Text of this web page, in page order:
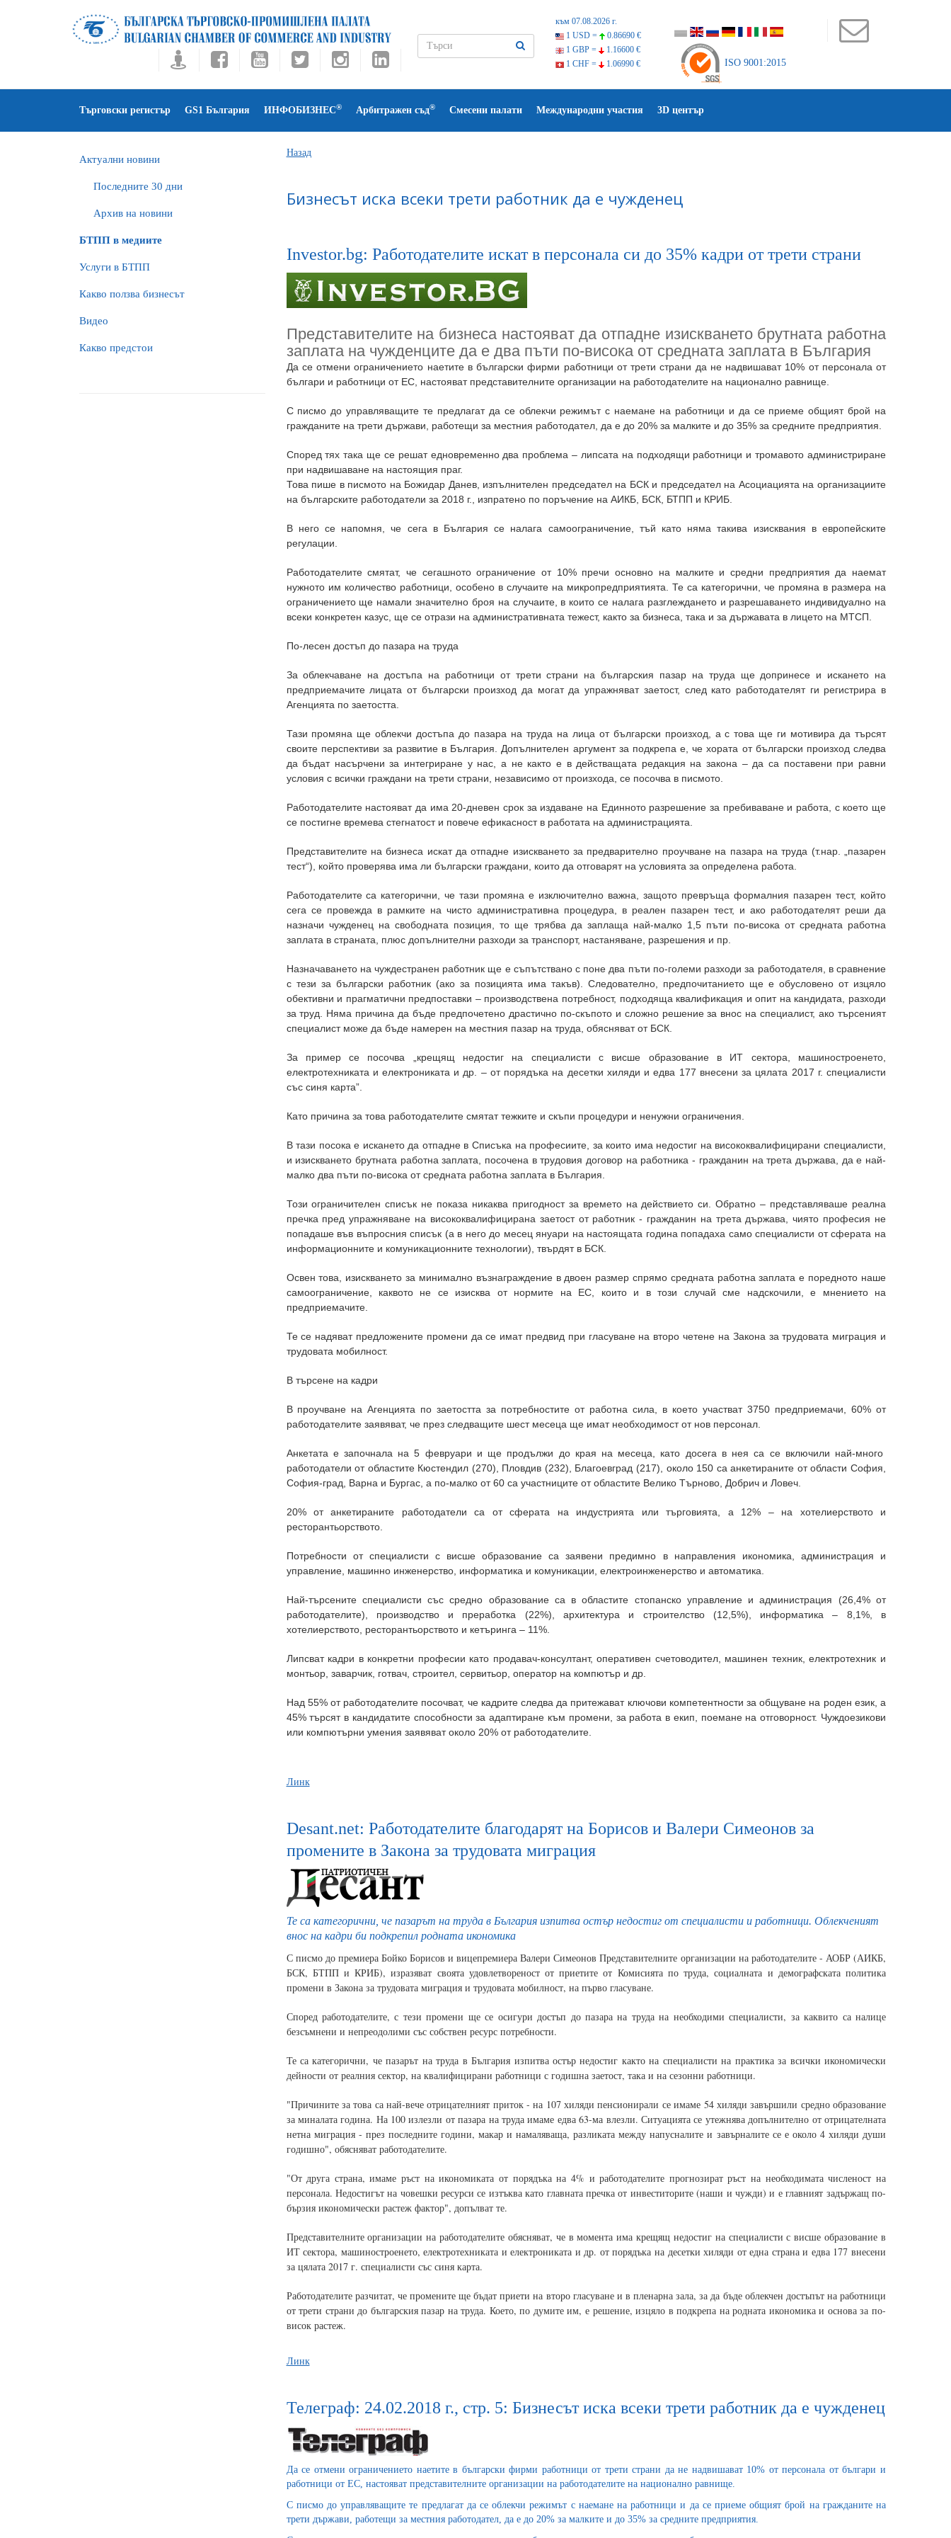
към 07.08.2026 г.
1 USD =
0.86690 €
1 GBP =
1.16600 €
1 CHF =
1.06990 € ISO 9001:2015
Търговски регистър GS1 България ИНФОБИЗНЕС® Арбитражен съд® Смесени палати Международни участия 3D център
Актуални новини
Последните 30 дни
Архив на новини
БTПП в медиите
Услуги в БТПП
Какво ползва бизнесът
Видео
Какво предстои
Назад
Бизнесът иска всеки трети работник да е чужденец
Investor.bg: Работодателите искат в персонала си до 35% кадри от трети страни
Представителите на бизнеса настояват да отпадне изискването брутната работна
заплата на чужденците да е два пъти по-висока от средната заплата в България
Да се отмени ограничението наетите в български фирми работници от трети страни да не надвишават 10% от персонала от
българи и работници от ЕС, настояват представителните организации на работодателите на национално равнище.
С писмо до управляващите те предлагат да се облекчи режимът с наемане на работници и да се приеме общият брой на
гражданите на трети държави, работещи за местния работодател, да е до 20% за малките и до 35% за средните предприятия.
Според тях така ще се решат едновременно два проблема – липсата на подходящи работници и тромавото администриране
при надвишаване на настоящия праг.
Това пише в писмото на Божидар Данев, изпълнителен председател на БСК и председател на Асоциацията на организациите
на българските работодатели за 2018 г., изпратено по поръчение на АИКБ, БСК, БТПП и КРИБ.
В него се напомня, че сега в България се налага самоограничение, тъй като няма такива изисквания в европейските
регулации.
Работодателите смятат, че сегашното ограничение от 10% пречи основно на малките и средни предприятия да наемат
нужното им количество работници, особено в случаите на микропредприятията. Те са категорични, че промяна в размера на
ограничението ще намали значително броя на случаите, в които се налага разглеждането и разрешаването индивидуално на
всеки конкретен казус, ще се отрази на административната тежест, както за бизнеса, така и за държавата в лицето на МТСП.
По-лесен достъп до пазара на труда
За облекчаване на достъпа на работници от трети страни на българския пазар на труда ще допринесе и искането на
предприемачите лицата от български произход да могат да упражняват заетост, след като работодателят ги регистрира в
Агенцията по заетостта.
Тази промяна ще облекчи достъпа до пазара на труда на лица от български произход, а с това ще ги мотивира да търсят
своите перспективи за развитие в България. Допълнителен аргумент за подкрепа е, че хората от български произход следва
да бъдат насърчени за интегриране у нас, а не както е в действащата редакция на закона – да са поставени при равни
условия с всички граждани на трети страни, независимо от произхода, се посочва в писмото.
Работодателите настояват да има 20-дневен срок за издаване на Единното разрешение за пребиваване и работа, с което ще
се постигне времева стегнатост и повече ефикасност в работата на администрацията.
Представителите на бизнеса искат да отпадне изискването за предварително проучване на пазара на труда (т.нар. „пазарен
тест“), който проверява има ли български граждани, които да отговарят на условията за определена работа.
Работодателите са категорични, че тази промяна е изключително важна, защото превръща формалния пазарен тест, който
сега се провежда в рамките на чисто административна процедура, в реален пазарен тест, и ако работодателят реши да
назначи чужденец на свободната позиция, то ще трябва да заплаща най-малко 1,5 пъти по-висока от средната работна
заплата в страната, плюс допълнителни разходи за транспорт, настаняване, разрешения и пр.
Назначаването на чуждестранен работник ще е съпътствано с поне два пъти по-големи разходи за работодателя, в сравнение
с тези за български работник (ако за позицията има такъв). Следователно, предпочитанието ще е обусловено от изцяло
обективни и прагматични предпоставки – производствена потребност, подходяща квалификация и опит на кандидата, разходи
за труд. Няма причина да бъде предпочетено драстично по-скъпото и сложно решение за внос на специалист, ако търсеният
специалист може да бъде намерен на местния пазар на труда, обясняват от БСК.
За пример се посочва „крещящ недостиг на специалисти с висше образование в ИТ сектора, машиностроенето,
електротехниката и електрониката и др. – от порядъка на десетки хиляди и едва 177 внесени за цялата 2017 г. специалисти
със синя карта”.
Като причина за това работодателите смятат тежките и скъпи процедури и ненужни ограничения.
В тази посока е искането да отпадне в Списъка на професиите, за които има недостиг на висококвалифицирани специалисти,
и изискването брутната работна заплата, посочена в трудовия договор на работника - гражданин на трета държава, да е най-
малко два пъти по-висока от средната работна заплата в България.
Този ограничителен списък не показа никаква пригодност за времето на действието си. Обратно – представляваше реална
пречка пред упражняване на висококвалифицирана заетост от работник - гражданин на трета държава, чиято професия не
попадаше във въпросния списък (а в него до месец януари на настоящата година попадаха само специалисти от сферата на
информационните и комуникационните технологии), твърдят в БСК.
Освен това, изискването за минимално възнаграждение в двоен размер спрямо средната работна заплата е поредното наше
самоограничение, каквото не се изисква от нормите на ЕС, които и в този случай сме надскочили, е мнението на
предприемачите.
Те се надяват предложените промени да се имат предвид при гласуване на второ четене на Закона за трудовата миграция и
трудовата мобилност.
В търсене на кадри
В проучване на Агенцията по заетостта за потребностите от работна сила, в което участват 3750 предприемачи, 60% от
работодателите заявяват, че през следващите шест месеца ще имат необходимост от нов персонал.
Анкетата е започнала на 5 февруари и ще продължи до края на месеца, като досега в нея са се включили най-много
работодатели от областите Кюстендил (270), Пловдив (232), Благоевград (217), около 150 са анкетираните от области София,
София-град, Варна и Бургас, а по-малко от 60 са участниците от областите Велико Търново, Добрич и Ловеч.
20% от анкетираните работодатели са от сферата на индустрията или търговията, а 12% – на хотелиерството и
ресторантьорството.
Потребности от специалисти с висше образование са заявени предимно в направления икономика, администрация и
управление, машинно инженерство, информатика и комуникации, електроинженерство и автоматика.
Най-търсените специалисти със средно образование са в областите стопанско управление и администрация (26,4% от
работодателите), производство и преработка (22%), архитектура и строителство (12,5%), информатика – 8,1%, в
хотелиерството, ресторантьорството и кетъринга – 11%.
Липсват кадри в конкретни професии като продавач-консултант, оперативен счетоводител, машинен техник, електротехник и
монтьор, заварчик, готвач, строител, сервитьор, оператор на компютър и др.
Над 55% от работодателите посочват, че кадрите следва да притежават ключови компетентности за общуване на роден език, а
45% търсят в кандидатите способности за адаптиране към промени, за работа в екип, поемане на отговорност. Чуждоезикови
или компютърни умения заявяват около 20% от работодателите.
Линк
Desant.net: Работодателите благодарят на Борисов и Валери Симеонов за
промените в Закона за трудовата миграция
Те са категорични, че пазарът на труда в България изпитва остър недостиг от специалисти и работници. Облекченият
внос на кадри би подкрепил родната икономика
С писмо до премиера Бойко Борисов и вицепремиера Валери Симеонов Представителните организации на работодателите - АОБР (АИКБ,
БСК, БТПП и КРИБ), изразяват своята удовлетвореност от приетите от Комисията по труда, социалната и демографската политика
промени в Закона за трудовата миграция и трудовата мобилност, на първо гласуване.
Според работодателите, с тези промени ще се осигури достъп до пазара на труда на необходими специалисти, за каквито са налице
безсъмнени и непреодолими със собствен ресурс потребности.
Те са категорични, че пазарът на труда в България изпитва остър недостиг както на специалисти на практика за всички икономически
дейности от реалния сектор, на квалифицирани работници с годишна заетост, така и на сезонни работници.
"Причините за това са най-вече отрицателният приток - на 107 хиляди пенсионирали се имаме 54 хиляди завършили средно образование
за миналата година. На 100 излезли от пазара на труда имаме едва 63-ма влезли. Ситуацията се утежнява допълнително от отрицателната
нетна миграция - през последните години, макар и намаляваща, разликата между напусналите и завърналите се е около 4 хиляди души
годишно", обясняват работодателите.
"От друга страна, имаме ръст на икономиката от порядъка на 4% и работодателите прогнозират ръст на необходимата численост на
персонала. Недостигът на човешки ресурси се изтъква като главната пречка от инвеститорите (наши и чужди) и е главният задържащ по-
бързия икономически растеж фактор", допълват те.
Представителните организации на работодателите обясняват, че в момента има крещящ недостиг на специалисти с висше образование в
ИТ сектора, машиностроенето, електротехниката и електрониката и др. от порядъка на десетки хиляди от една страна и едва 177 внесени
за цялата 2017 г. специалисти със синя карта.
Работодателите разчитат, че промените ще бъдат приети на второ гласуване и в пленарна зала, за да бъде облекчен достъпът на работници
от трети страни до българския пазар на труда. Което, по думите им, е решение, изцяло в подкрепа на родната икономика и основа за по-
висок растеж.
Линк
Телеграф: 24.02.2018 г., стр. 5: Бизнесът иска всеки трети работник да е чужденец
Да се отмени ограничението наетите в български фирми работници от трети страни да не надвишават 10% от персонала от българи и
работници от ЕС, настояват представителните организации на работодателите на национално равнище.
С писмо до управляващите те предлагат да се облекчи режимът с наемане на работници и да се приеме общият брой на гражданите на
трети държави, работещи за местния работодател, да е до 20% за малките и до 35% за средните предприятия.